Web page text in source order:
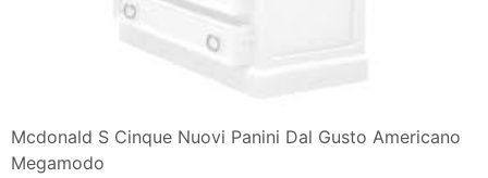
Mcdonald S Cinque Nuovi Panini Dal Gusto Americano
Megamodo